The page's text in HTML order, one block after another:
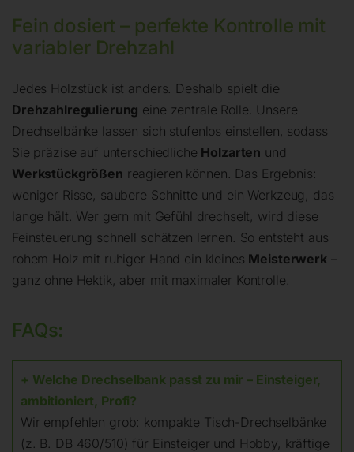
Fein dosiert – perfekte Kontrolle mit
variabler Drehzahl
Jedes Holzstück ist anders. Deshalb spielt die
Drehzahlregulierung eine zentrale Rolle. Unsere
Drechselbänke lassen sich stufenlos einstellen, sodass
Sie präzise auf unterschiedliche Holzarten und
Werkstückgrößen reagieren können. Das Ergebnis:
weniger Risse, saubere Schnitte und ein Werkzeug, das
lange hält. Wer gern mit Gefühl drechselt, wird diese
Feinsteuerung schnell schätzen lernen. So entsteht aus
rohem Holz mit ruhiger Hand ein kleines Meisterwerk
ganz ohne Hektik, aber mit maximaler Kontrolle.
FAQs:
+ Welche Drechselbank passt zu mir – Einsteiger,
ambitioniert, Profi?
Wir empfehlen grob: kompakte Tisch-Drechselbänke
(z. B. DB 460/510) für Einsteiger und Hobby, kräftige